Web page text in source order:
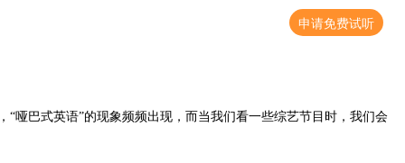
申请免费试听
“哑巴式英语”的现象频频出现，而当我们看一些综艺节目时，我们会